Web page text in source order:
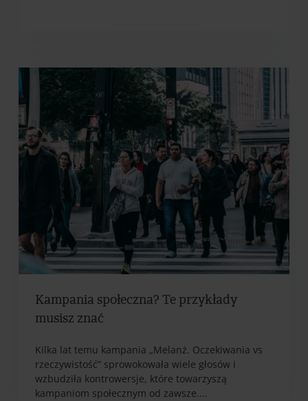
Kampania społeczna? Te przykłady
musisz znać
Kilka lat temu kampania „Melanż. Oczekiwania vs
rzeczywistość” sprowokowała wiele głosów i
wzbudziła kontrowersje, które towarzyszą
kampaniom społecznym od zawsze....